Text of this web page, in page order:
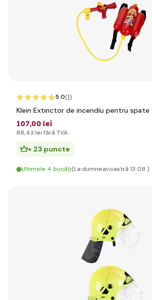
5.0(1)
Klein Extinctor de incendiu pentru spate
107,00 lei
88,43 lei fără TVA
+ 23 puncte
Ultimele 4 bucăți(La dumneavoastră 13.08.)